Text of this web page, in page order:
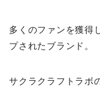
多くのファンを獲得
プされたブランド。
サクラクラフトラボ